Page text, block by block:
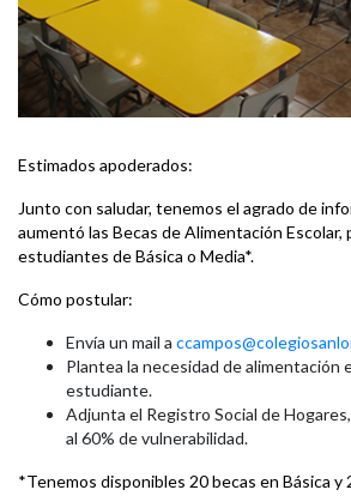
Estimados apoderados:
Junto con saludar, tenemos el agrado de
aumentó las Becas de Alimentación Escolar,
estudiantes de Básica o Media*.
Cómo postular:
Envía un mail a
Plantea la necesidad de alimentación
estudiante.
Adjunta el Registro Social de
al 60% de vulnerabilidad.
*Tenemos disponibles 20 becas en Básica y